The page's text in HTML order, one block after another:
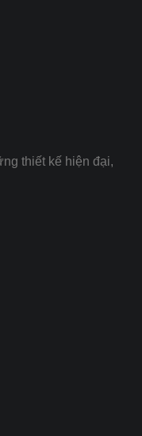
thiết kế hiện đại,